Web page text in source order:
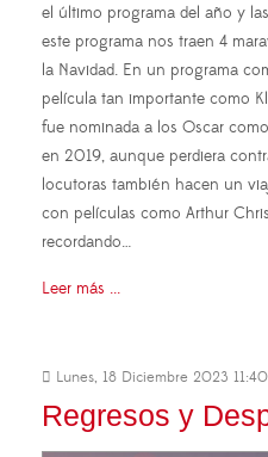
el último programa del año y
este programa nos traen 4
la Navidad. En un programa
película tan importante como
fue nominada a los Oscar
en 2019, aunque perdiera
locutoras también hacen un
con películas como Arthur
recordando…
Leer más ...
Lunes, 18 Diciembre 2023 11:40
Regresos y